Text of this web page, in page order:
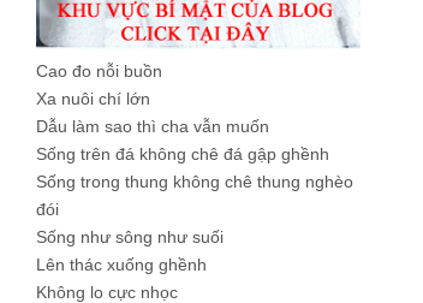
Cao đo nỗi buồn
Xa nuôi chí lớn
Dẫu làm sao thì cha vẫn muốn
Sống trên đá không chê đá gập ghềnh
Sống trong thung không chê thung nghèo
đói
Sống như sông như suối
Lên thác xuống ghềnh
Không lo cực nhọc